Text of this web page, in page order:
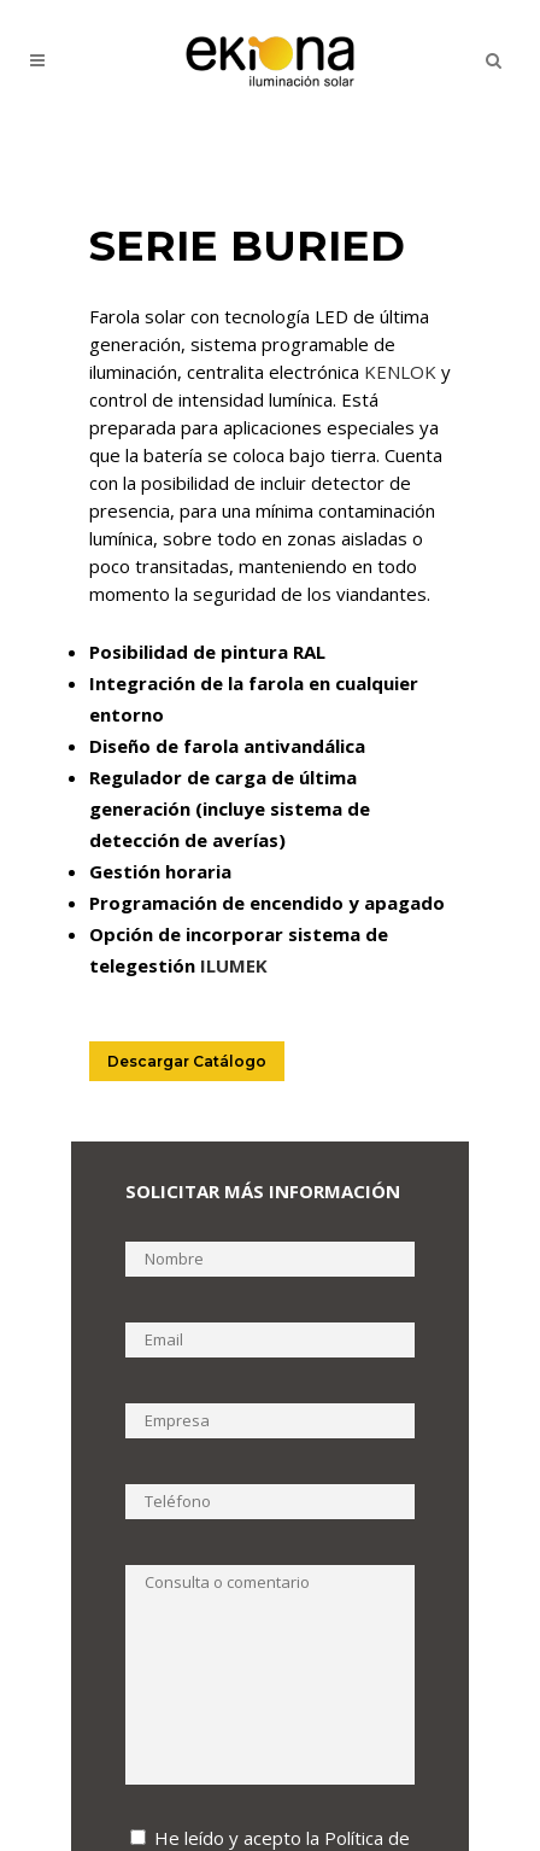
SERIE BURIED
Farola solar con tecnología LED de última
generación, sistema programable de
iluminación, centralita electrónica KENLOK y
control de intensidad lumínica. Está
preparada para aplicaciones especiales ya
que la batería se coloca bajo tierra. Cuenta
con la posibilidad de incluir detector de
presencia, para una mínima contaminación
lumínica, sobre todo en zonas aisladas o
poco transitadas, manteniendo en todo
momento la seguridad de los viandantes.
Posibilidad de pintura RAL
Integración de la farola en cualquier
entorno
Diseño de farola antivandálica
Regulador de carga de última
generación (incluye sistema de
detección de averías)
Gestión horaria
Programación de encendido y apagado
Opción de incorporar sistema de
telegestión ILUMEK
Descargar Catálogo
SOLICITAR MÁS INFORMACIÓN
He leído y acepto la Política de